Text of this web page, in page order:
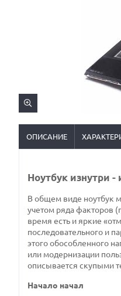
ОПИСАНИЕ
Ноутбук изнутри
В общем виде ноутбук
учетом ряда факторов
время есть и яркие
последовательного и
этого обособленного
или модернизации
описывается скупыми
Начало начал